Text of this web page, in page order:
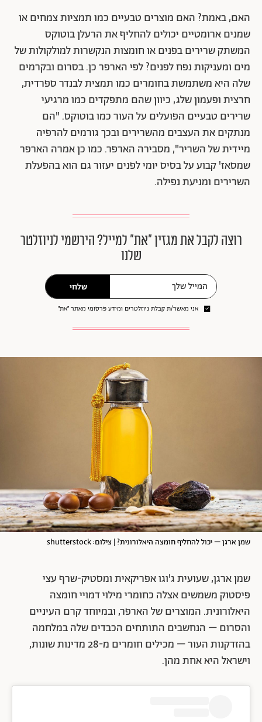
האם, באמת? האם מוצרים טבעיים כמו תמציות צמחים או
שמנים ארומטיים יכולים להחליף את הרעלן בוטוקס
המשתק שרירים בפנים או חומצות הנקשרות למולקולות של
מים ומעניקות נפח לפנים? לפי הארפר כן. בסרום ובקרמים
שלה היא משתמשת בחומרים כמו תמצית לבנדר ספרדית,
חרצית ופעמון שלג, כיוון שהם מתפקדים כמו מרגיעי
שרירים טבעיים הפועלים על העור כמו בוטוקס. "הם
מנתקים את העצבים מהשרירים ובכך גורמים להרפיה
מיידית של השריר", מסבירה הארפר. כמו כן אמרה הארפר
שמסאז' קבוע על בסיס יומי לפנים יעזור גם הוא בהפעלת
השרירים ומניעת נפילה.
רוצה לקבל את מגזין ״את״ למייל? הירשמי לניוזלטר
שלנו
שלחי
אני מאשר/ת קבלת ניוזלטרים ומידע פרסומי מאתר ״את״
שמן ארגן – יכול להחליף חומצה היאלורונית? | צילום: shutterstock
שמן ארגן, שעועית ג'וגו אפריקאית ומסטיק-שרף עצי
פיסטוק משמשים אצלה כחומרי מילוי דמויי חומצה
היאלורונית. המוצרים של הארפר, ובמיוחד קרם העיניים
והסרום – הנחשבים התותחים הכבדים שלה במלחמה
בהזדקנות העור – מכילים חומרים מ-28 מדינות שונות,
וישראל היא אחת מהן.